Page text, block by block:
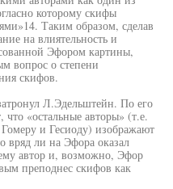
которому скифы
Таким образом, сделав
на влиятельность и
Эфором картины,
вопрос о степени
скифов.
Л.Эдельштейн. По его
«остальные авторы» (т.е.
и Гесиоду) изображают
вряд ли на Эфора оказал
автор и, возможно, Эфор
преподнес скифов как